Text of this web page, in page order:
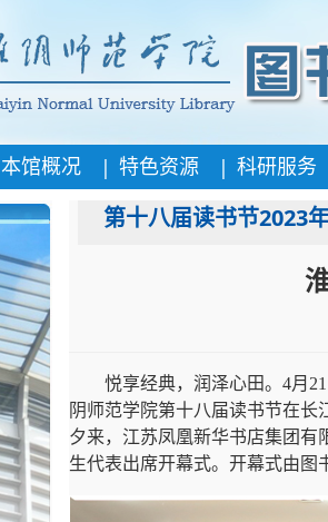
本馆概况 | 特色资源 | 科研服务
第十八届读书节2023
悦享经典，润泽心田。4月
阴师范学院第十八届读书节在
夕来，江苏凤凰新华书店集团有
生代表出席开幕式。开幕式由图